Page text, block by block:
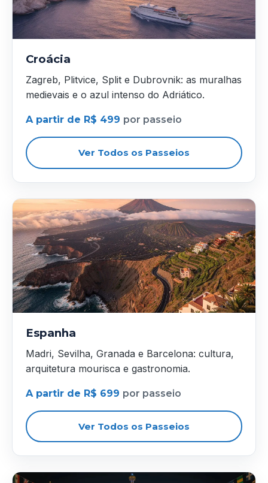
Croácia
Zagreb, Plitvice, Split e Dubrovnik: as muralhas
medievais e o azul intenso do Adriático.
A partir de R$ 499 por passeio
Ver Todos os Passeios
Espanha
Madri, Sevilha, Granada e Barcelona: cultura,
arquitetura mourisca e gastronomia.
A partir de R$ 699 por passeio
Ver Todos os Passeios